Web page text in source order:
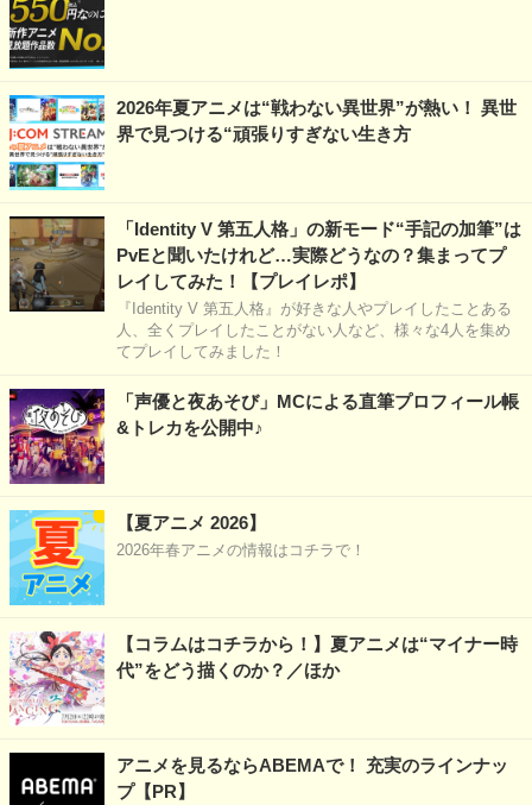
2026年夏アニメは“戦わない異世界”が熱い！ 異世
界で見つける“頑張りすぎない生き方
「Identity V 第五人格」の新モード“手記の加筆”は
PvEと聞いたけれど…実際どうなの？集まってプ
レイしてみた！【プレイレポ】
『Identity V 第五人格』が好きな人やプレイしたことある
人、全くプレイしたことがない人など、様々な4人を集め
てプレイしてみました！
「声優と夜あそび」MCによる直筆プロフィール帳
&トレカを公開中♪
【夏アニメ 2026】
2026年春アニメの情報はコチラで！
【コラムはコチラから！】夏アニメは“マイナー時
代”をどう描くのか？／ほか
アニメを見るならABEMAで！ 充実のラインナッ
プ【PR】